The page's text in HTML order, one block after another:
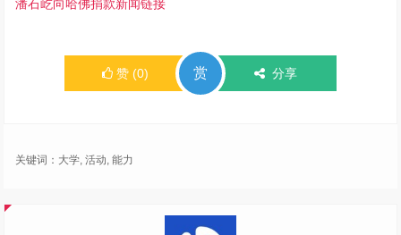
潘石屹向哈佛捐款新闻链接
赞 (0) 赏 分享
关键词： 大学,活动,能力